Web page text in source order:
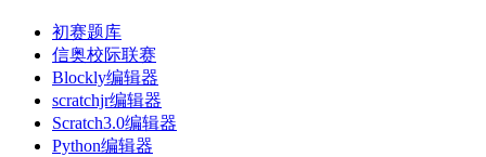
初赛题库
信奥校际联赛
Blockly编辑器
scratchjr编辑器
Scratch3.0编辑器
Python编辑器